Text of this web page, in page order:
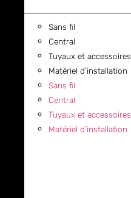
Sans fil
Central
Tuyaux et accessoires
Matériel d’installation
Sans fil
Central
Tuyaux et accessoires
Matériel d’installation